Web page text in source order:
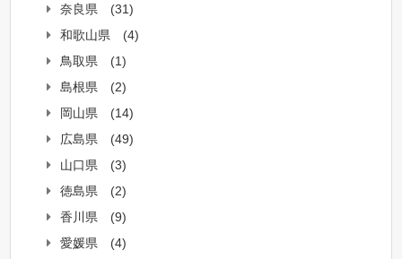
奈良県
(31)
和歌山県
(4)
鳥取県
(1)
島根県
(2)
岡山県
(14)
広島県
(49)
山口県
(3)
徳島県
(2)
香川県
(9)
愛媛県
(4)